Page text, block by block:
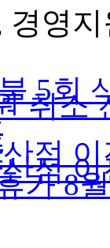
경영
5회
취소
점
점
가 8